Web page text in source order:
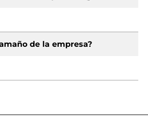
de la empresa?